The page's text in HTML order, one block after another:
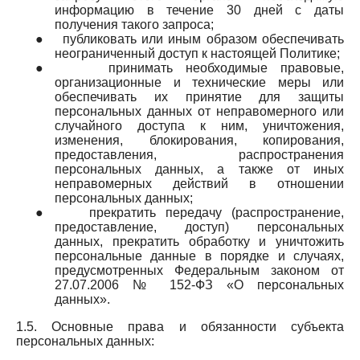
информацию в течение 30 дней с даты
получения такого запроса;
●
публиковать или иным образом обеспечивать
неограниченный доступ к настоящей Политике;
●
принимать необходимые правовые,
организационные и технические меры или
обеспечивать их принятие для защиты
персональных данных от неправомерного или
случайного доступа к ним, уничтожения,
изменения, блокирования, копирования,
предоставления, распространения
персональных данных, а также от иных
неправомерных действий в отношении
персональных данных;
●
прекратить передачу (распространение,
предоставление, доступ) персональных
данных, прекратить обработку и уничтожить
персональные данные в порядке и случаях,
предусмотренных Федеральным законом от
27.07.2006 № 152-ФЗ «О персональных
данных».
1.5. Основные права и обязанности субъекта
персональных данных: